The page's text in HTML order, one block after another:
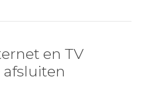
en TV